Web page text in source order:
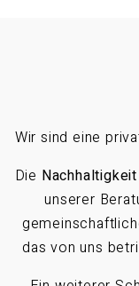
Wir sind eine
Die Nachhaltigkeit
unserer
das von uns